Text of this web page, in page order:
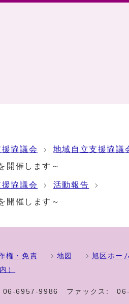
協議会
地域自立支援協議
開催します～
協議会
活動報告
開催します～
権・免責 地図
旭区ホー
）
06-6957-9986 ファックス: